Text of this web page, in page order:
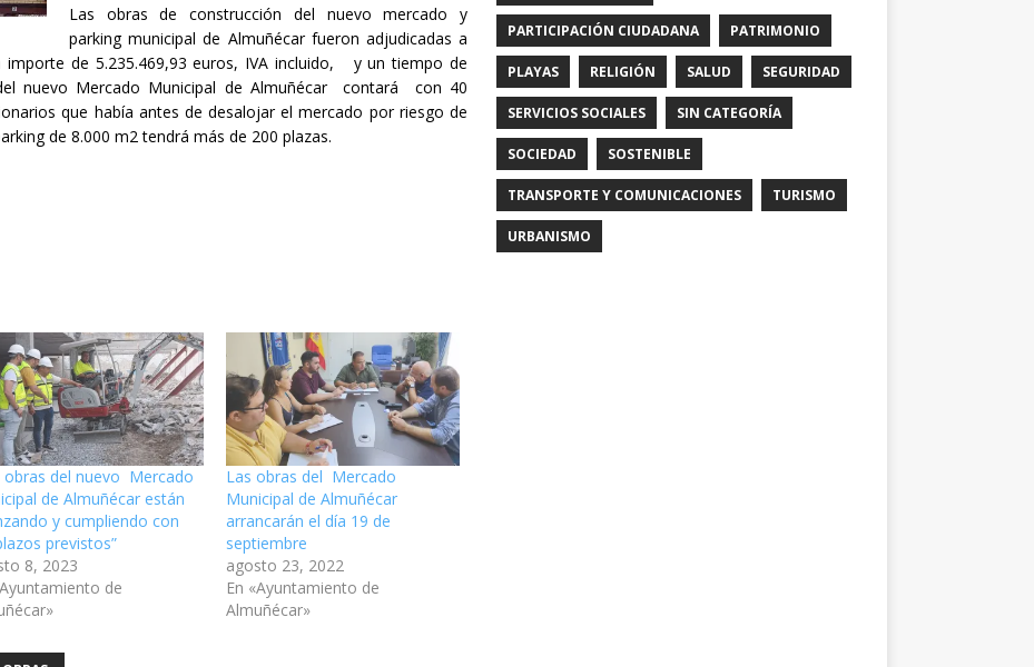
Las obras de construcción del nuevo mercado y
parking municipal de Almuñécar fueron adjudicadas a
de 5.235.469,93 euros, IVA incluido, y un tiempo de
nuevo Mercado Municipal de Almuñécar contará con 40
que había antes de desalojar el mercado por riesgo de
de 8.000 m2 tendrá más de 200 plazas.
obras del nuevo Mercado
de Almuñécar están
y cumpliendo con
previstos”
8, 2023
de
Las obras del Mercado
Municipal de Almuñécar
arrancarán el día 19 de
septiembre
agosto 23, 2022
En «Ayuntamiento de
Almuñécar»
PARTICIPACIÓN CIUDADANA PATRIMONIO
PLAYAS RELIGIÓN SALUD SEGURIDAD
SERVICIOS SOCIALES SIN CATEGORÍA
SOCIEDAD SOSTENIBLE
TRANSPORTE Y COMUNICACIONES TURISMO
URBANISMO